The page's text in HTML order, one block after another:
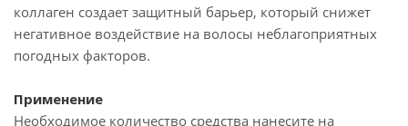
коллаген создает защитный барьер, который снижет
негативное воздействие на волосы неблагоприятных
погодных факторов.
Применение
Необходимое количество средства нанесите на